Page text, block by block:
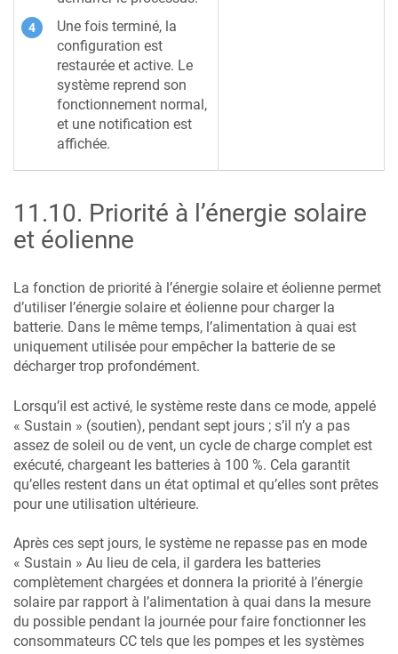
Une fois terminé, la
configuration est
restaurée et active. Le
système reprend son
fonctionnement normal,
et une notification est
affichée.
11.10. Priorité à l’énergie solaire
et éolienne
La fonction de priorité à l’énergie solaire et éolienne permet
d’utiliser l’énergie solaire et éolienne pour charger la
batterie. Dans le même temps, l’alimentation à quai est
uniquement utilisée pour empêcher la batterie de se
décharger trop profondément.
Lorsqu’il est activé, le système reste dans ce mode, appelé
« Sustain » (soutien), pendant sept jours ; s’il n’y a pas
assez de soleil ou de vent, un cycle de charge complet est
exécuté, chargeant les batteries à 100 %. Cela garantit
qu’elles restent dans un état optimal et qu’elles sont prêtes
pour une utilisation ultérieure.
Après ces sept jours, le système ne repasse pas en mode
« Sustain » Au lieu de cela, il gardera les batteries
complètement chargées et donnera la priorité à l’énergie
solaire par rapport à l’alimentation à quai dans la mesure
du possible pendant la journée pour faire fonctionner les
consommateurs CC tels que les pompes et les systèmes